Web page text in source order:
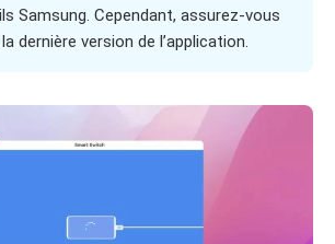
Samsung. Cependant, assurez-vous
dernière version de l’application.